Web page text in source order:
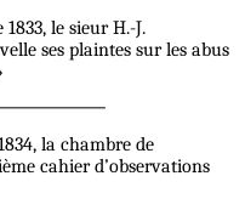
le sieur H.-J.
ses plaintes sur les abus
la chambre de
cahier d’observations